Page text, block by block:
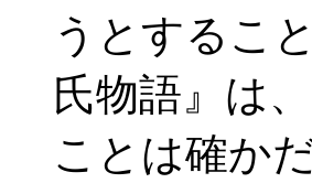
うとするこ
氏物語』は
ことは確か